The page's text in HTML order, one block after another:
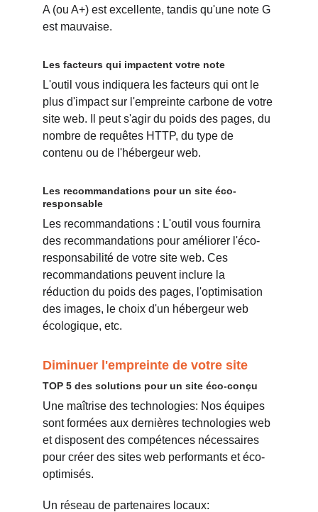
A (ou A+) est excellente, tandis qu'une note G
est mauvaise.
Les facteurs qui impactent votre note
L'outil vous indiquera les facteurs qui ont le
plus d'impact sur l'empreinte carbone de votre
site web. Il peut s'agir du poids des pages, du
nombre de requêtes HTTP, du type de
contenu ou de l'hébergeur web.
Les recommandations pour un site éco-
responsable
Les recommandations : L'outil vous fournira
des recommandations pour améliorer l'éco-
responsabilité de votre site web. Ces
recommandations peuvent inclure la
réduction du poids des pages, l'optimisation
des images, le choix d'un hébergeur web
écologique, etc.
Diminuer l'empreinte de votre site
TOP 5 des solutions pour un site éco-conçu
Une maîtrise des technologies: Nos équipes
sont formées aux dernières technologies web
et disposent des compétences nécessaires
pour créer des sites web performants et éco-
optimisés.
Un réseau de partenaires locaux: